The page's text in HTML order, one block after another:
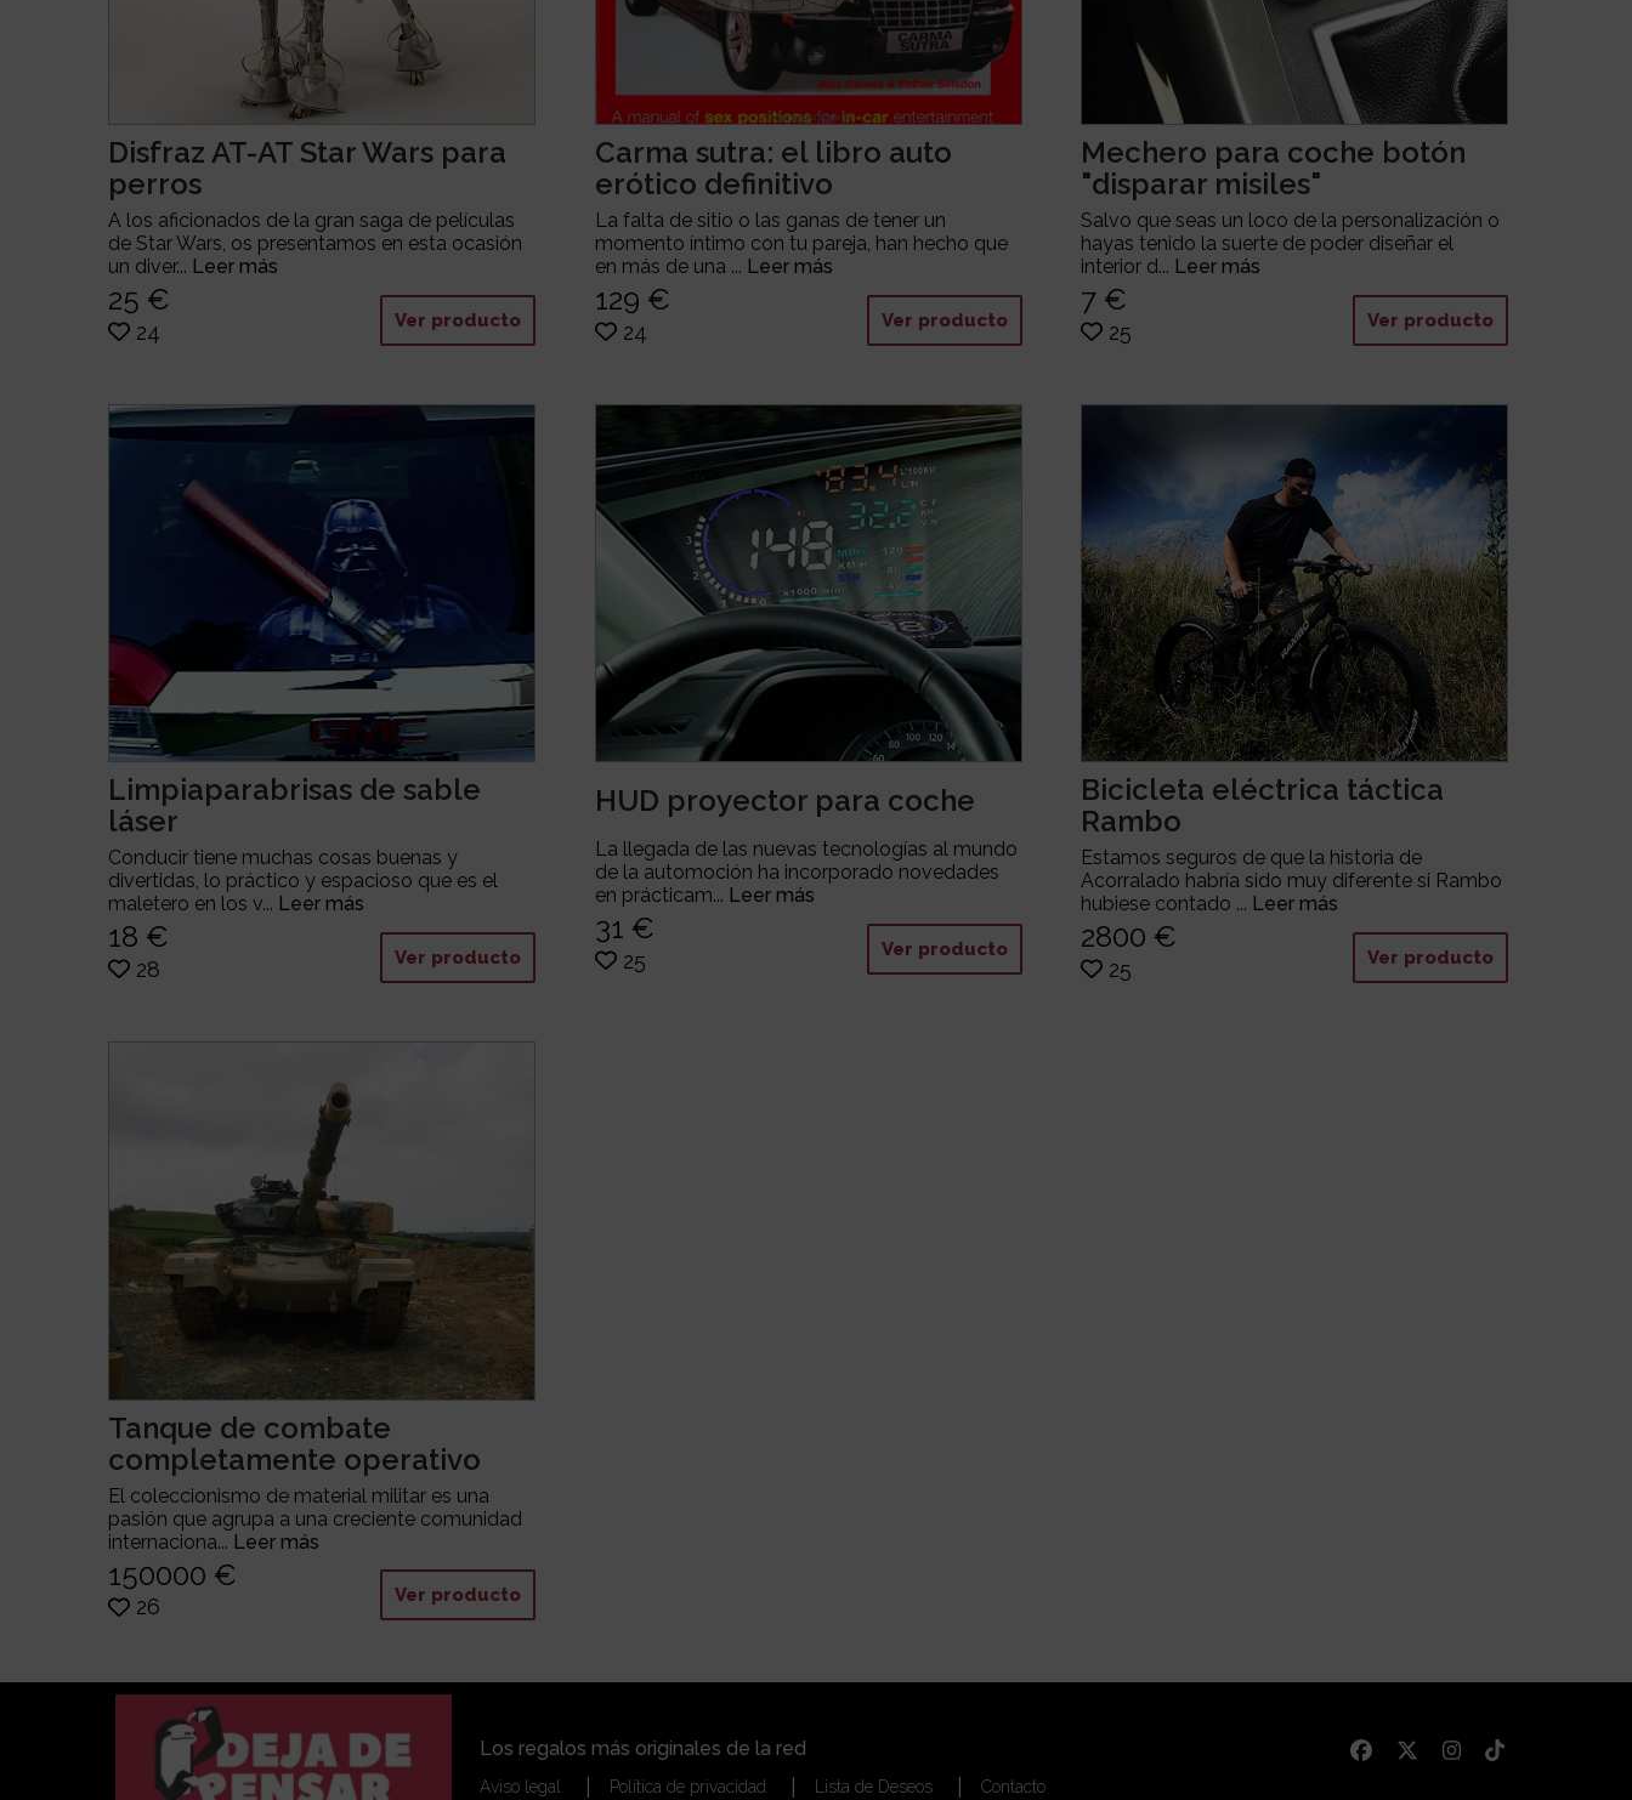
Disfraz AT-AT Star Wars para
perros
A los aficionados de la gran saga de películas
de Star Wars, os presentamos en esta ocasión
un diver... Leer más
25 €
24 Ver producto
Carma sutra: el libro auto
erótico definitivo
La falta de sitio o las ganas de tener un
momento íntimo con tu pareja, han hecho que
en más de una ... Leer más
129 €
24 Ver producto
Mechero para coche botón
"disparar misiles"
Salvo que seas un loco de la personalización o
hayas tenido la suerte de poder diseñar el
interior d... Leer más
7 €
25 Ver producto
Limpiaparabrisas de sable
láser
Conducir tiene muchas cosas buenas y
divertidas, lo práctico y espacioso que es el
maletero en los v... Leer más
18 €
28 Ver producto
HUD proyector para coche
La llegada de las nuevas tecnologías al mundo
de la automoción ha incorporado novedades
en prácticam... Leer más
31 €
25 Ver producto
Bicicleta eléctrica táctica
Rambo
Estamos seguros de que la historia de
Acorralado habría sido muy diferente si Rambo
hubiese contado ... Leer más
2800 €
25 Ver producto
Tanque de combate
completamente operativo
El coleccionismo de material militar es una
pasión que agrupa a una creciente comunidad
internaciona... Leer más
150000 €
26 Ver producto
Los regalos más originales de la red
Aviso legal Política de privacidad Lista de Deseos Contacto